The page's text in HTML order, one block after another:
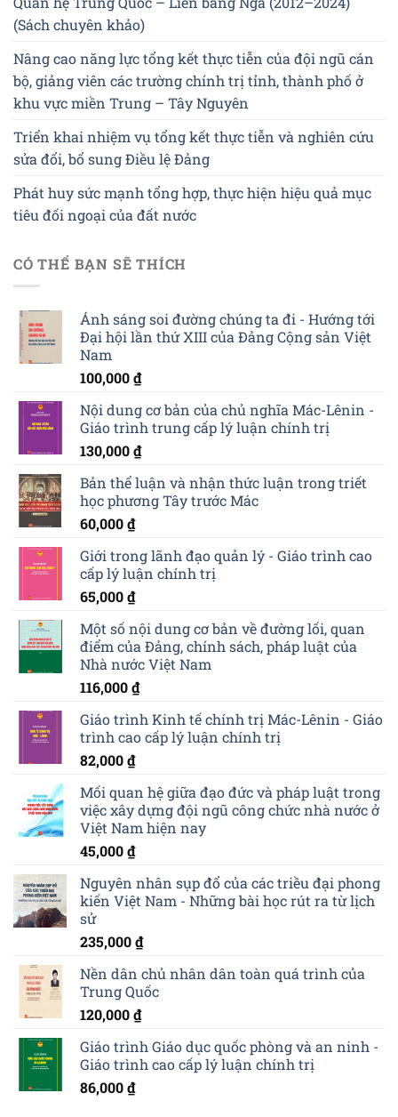
Quan hệ Trung Quốc – Liên bang Nga (2012–2024)
(Sách chuyên khảo)
Nâng cao năng lực tổng kết thực tiễn của đội ngũ cán
bộ, giảng viên các trường chính trị tỉnh, thành phố ở
khu vực miền Trung – Tây Nguyên
Triển khai nhiệm vụ tổng kết thực tiễn và nghiên cứu
sửa đổi, bổ sung Điều lệ Đảng
Phát huy sức mạnh tổng hợp, thực hiện hiệu quả mục
tiêu đối ngoại của đất nước
CÓ THỂ BẠN SẼ THÍCH
Ánh sáng soi đường chúng ta đi - Hướng tới
Đại hội lần thứ XIII của Đảng Cộng sản Việt
Nam
100,000₫
Nội dung cơ bản của chủ nghĩa Mác-Lênin -
Giáo trình trung cấp lý luận chính trị
130,000₫
Bản thể luận và nhận thức luận trong triết
học phương Tây trước Mác
60,000₫
Giới trong lãnh đạo quản lý - Giáo trình cao
cấp lý luận chính trị
65,000₫
Một số nội dung cơ bản về đường lối, quan
điểm của Đảng, chính sách, pháp luật của
Nhà nước Việt Nam
116,000₫
Giáo trình Kinh tế chính trị Mác-Lênin - Giáo
trình cao cấp lý luận chính trị
82,000₫
Mối quan hệ giữa đạo đức và pháp luật trong
việc xây dựng đội ngũ công chức nhà nước ở
Việt Nam hiện nay
45,000₫
Nguyên nhân sụp đổ của các triều đại phong
kiến Việt Nam - Những bài học rút ra từ lịch
sử
235,000₫
Nền dân chủ nhân dân toàn quá trình của
Trung Quốc
120,000₫
Giáo trình Giáo dục quốc phòng và an ninh -
Giáo trình cao cấp lý luận chính trị
86,000₫